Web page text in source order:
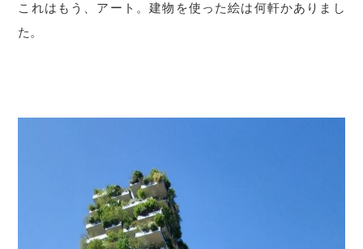
これはもう、アート。建物を使った絵は何軒かありまし
た。